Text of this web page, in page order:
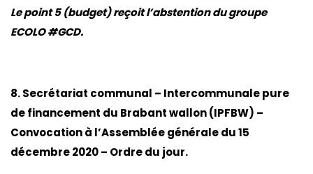
Le point 5 (budget) reçoit l’abstention du groupe
ECOLO #GCD.
8. Secrétariat communal – Intercommunale pure
de financement du Brabant wallon (IPFBW) –
Convocation à l’Assemblée générale du 15
décembre 2020 – Ordre du jour.